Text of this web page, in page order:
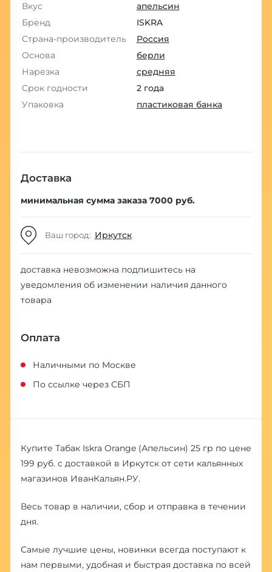
Вкус
апельсин
Бренд
ISKRA
Страна-производитель
Россия
Основа
берли
Нарезка
средняя
Срок годности
2 года
Упаковка
пластиковая банка
Доставка
минимальная сумма заказа 7000 руб.
Ваш город: Иркутск
доставка невозможна подпишитесь на
уведомления об изменении наличия данного
товара
Оплата
Наличными по Москве
По ссылке через СБП
Купите Табак Iskra Orange (Апельсин) 25 гр по цене
199 руб. с доставкой в Иркутск от сети кальянных
магазинов ИванКальян.РУ.
Весь товар в наличии, сбор и отправка в течении
дня.
Самые лучшие цены, новинки всегда поступают к
нам первыми, удобная и быстрая доставка по всей